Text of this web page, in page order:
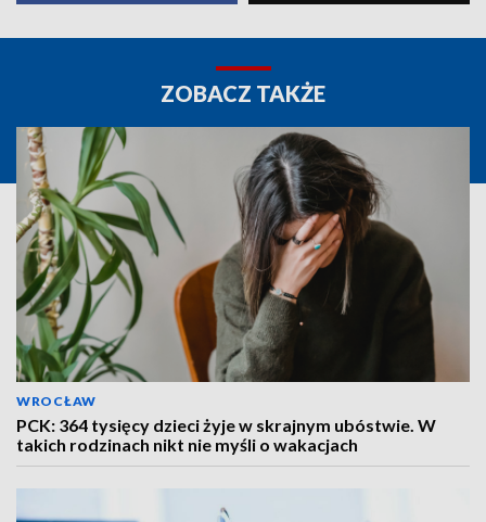
ZOBACZ TAKŻE
WROCŁAW
PCK: 364 tysięcy dzieci żyje w skrajnym ubóstwie. W
takich rodzinach nikt nie myśli o wakacjach